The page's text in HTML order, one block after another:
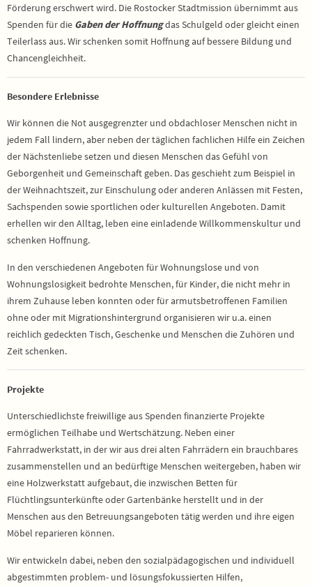
Förderung erschwert wird. Die Rostocker Stadtmission übernimmt aus
Spenden für die Gaben der Hoffnungdas Schulgeld oder gleicht einen
Teilerlass aus. Wir schenken somit Hoffnung auf bessere Bildung und
Chancengleichheit.
Besondere Erlebnisse
Wir können die Not ausgegrenzter und obdachloser Menschen nicht in
jedem Fall lindern, aber neben der täglichen fachlichen Hilfe ein Zeichen
der Nächstenliebe setzen und diesen Menschen das Gefühl von
Geborgenheit und Gemeinschaft geben. Das geschieht zum Beispiel in
der Weihnachtszeit, zur Einschulung oder anderen Anlässen mit Festen,
Sachspenden sowie sportlichen oder kulturellen Angeboten. Damit
erhellen wir den Alltag, leben eine einladende Willkommenskultur und
schenken Hoffnung.
In den verschiedenen Angeboten für Wohnungslose und von
Wohnungslosigkeit bedrohte Menschen, für Kinder, die nicht mehr in
ihrem Zuhause leben konnten oder für armutsbetroffenen Familien
ohne oder mit Migrationshintergrund organisieren wir u.a. einen
reichlich gedeckten Tisch, Geschenke und Menschen die Zuhören und
Zeit schenken.
Projekte
Unterschiedlichste freiwillige aus Spenden finanzierte Projekte
ermöglichen Teilhabe und Wertschätzung. Neben einer
Fahrradwerkstatt, in der wir aus drei alten Fahrrädern ein brauchbares
zusammenstellen und an bedürftige Menschen weitergeben, haben wir
eine Holzwerkstatt aufgebaut, die inzwischen Betten für
Flüchtlingsunterkünfte oder Gartenbänke herstellt und in der
Menschen aus den Betreuungsangeboten tätig werden und ihre eigen
Möbel reparieren können.
Wir entwickeln dabei, neben den sozialpädagogischen und individuell
abgestimmten problem- und lösungsfokussierten Hilfen,